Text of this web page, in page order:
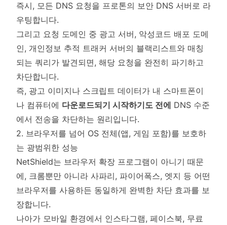
즉시, 모든 DNS 요청을 프로톤의 보안 DNS 서버로 라
우팅합니다.
그리고 요청 도메인 중 광고 서버, 악성코드 배포 도메
인, 개인정보 추적 트래커 서버의 블랙리스트와 매칭
되는 쿼리가 발견되면, 해당 요청을 완전히 파기하고
차단합니다.
즉, 광고 이미지나 스크립트 데이터가 내 스마트폰이
나 컴퓨터에 다운로드되기 시작하기도 전에 DNS 수준
에서 전송을 차단하는 원리입니다.
2. 브라우저를 넘어 OS 전체(앱, 게임 포함)를 보호하
는 광범위한 성능
NetShield는 브라우저 확장 프로그램이 아니기 때문
에, 크롬뿐만 아니라 사파리, 파이어폭스, 엣지 등 어떤
브라우저를 사용하든 동일하게 완벽한 차단 효과를 보
장합니다.
나아가 모바일 환경에서 인스타그램, 페이스북, 무료